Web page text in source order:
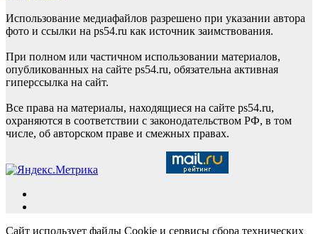
Использование медиафайлов разрешено при указании автора
фото и ссылки на ps54.ru как источник заимствования.
При полном или частичном использовании материалов,
опубликованных на сайте ps54.ru, обязательна активная
гиперссылка на сайт.
Все права на материалы, находящиеся на сайте ps54.ru,
охраняются в соответствии с законодательством РФ, в том
числе, об авторском праве и смежных правах.
Сайт использует файлы Cookie и сервисы сбора технических